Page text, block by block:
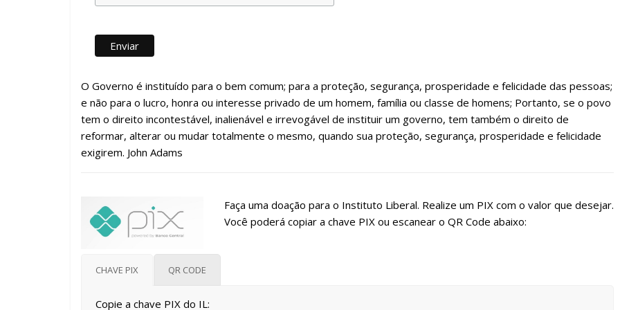
O Governo é instituído para o bem comum; para a proteção, segurança, prosperidade e felicidade das pessoas;
e não para o lucro, honra ou interesse privado de um homem, família ou classe de homens; Portanto, se o povo
tem o direito incontestável, inalienável e irrevogável de instituir um governo, tem também o direito de
reformar, alterar ou mudar totalmente o mesmo, quando sua proteção, segurança, prosperidade e felicidade
exigirem. John Adams
Faça uma doação para o Instituto Liberal. Realize um PIX com o valor que desejar.
Você poderá copiar a chave PIX ou escanear o QR Code abaixo:
CHAVE PIX QR CODE
Copie a chave PIX do IL: